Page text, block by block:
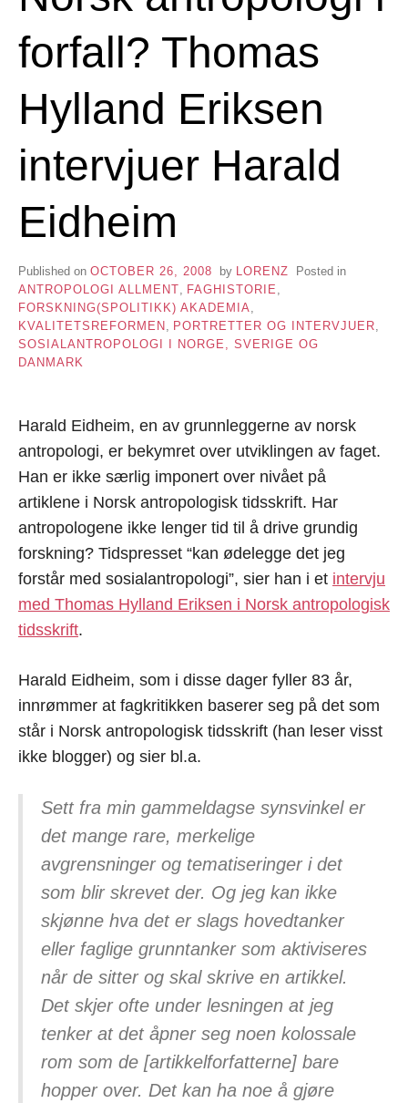
forfall? Thomas
Hylland Eriksen
intervjuer Harald
Eidheim
Published on OCTOBER 26, 2008 by LORENZ
Posted in
ANTROPOLOGI ALLMENT
FAGHISTORIE
FORSKNING(SPOLITIKK) AKADEMIA
KVALITETSREFORMEN
PORTRETTER OG INTERVJUER
SOSIALANTROPOLOGI I NORGE, SVERIGE OG
DANMARK
Harald Eidheim, en av grunnleggerne av norsk
antropologi, er bekymret over utviklingen av faget.
Han er ikke særlig imponert over nivået på
artiklene i Norsk antropologisk tidsskrift. Har
antropologene ikke lenger tid til å drive grundig
forskning? Tidspresset “kan ødelegge det jeg
forstår med sosialantropologi”, sier han i et intervju
med Thomas Hylland Eriksen i Norsk antropologisk
tidsskrift.
Harald Eidheim, som i disse dager fyller 83 år,
innrømmer at fagkritikken baserer seg på det som
står i Norsk antropologisk tidsskrift (han leser visst
ikke blogger) og sier bl.a.
Sett fra min gammeldagse synsvinkel er
det mange rare, merkelige
avgrensninger og tematiseringer i det
som blir skrevet der. Og jeg kan ikke
skjønne hva det er slags hovedtanker
eller faglige grunntanker som aktiviseres
når de sitter og skal skrive en artikkel.
Det skjer ofte under lesningen at jeg
tenker at det åpner seg noen kolossale
rom som de [artikkelforfatterne] bare
hopper over. Det kan ha noe å gjøre